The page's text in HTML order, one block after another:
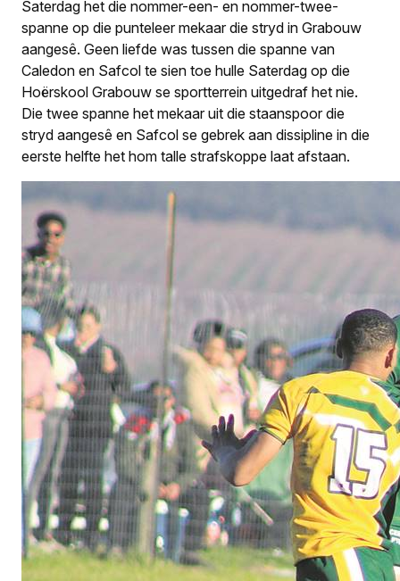
Saterdag het die nommer-een- en nommer-twee-
spanne op die punteleer mekaar die stryd in Grabouw
aangesê. Geen liefde was tussen die spanne van
Caledon en Safcol te sien toe hulle Saterdag op die
Hoërskool Grabouw se sportterrein uitgedraf het nie.
Die twee spanne het mekaar uit die staanspoor die
stryd aangesê en Safcol se gebrek aan dissipline in die
eerste helfte het hom talle strafskoppe laat afstaan.